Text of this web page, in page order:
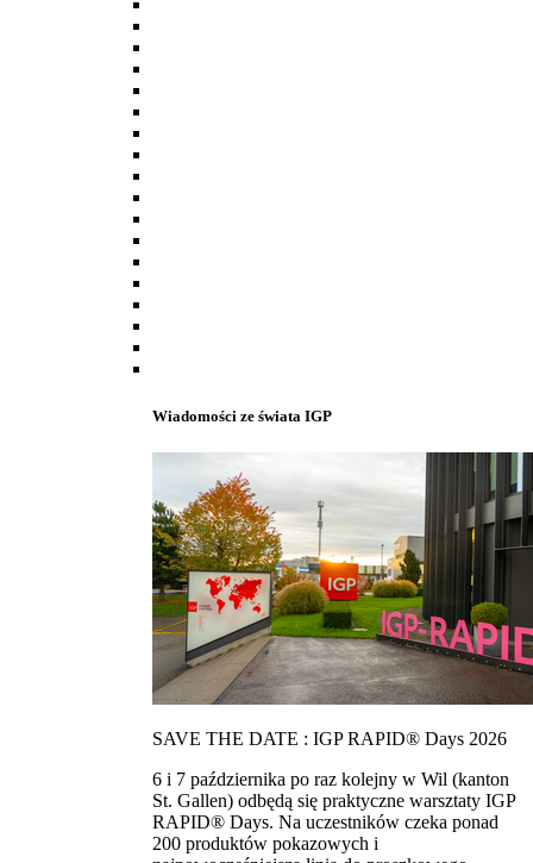
Wiadomości ze świata IGP
SAVE THE DATE : IGP RAPID® Days 2026
6 i 7 października po raz kolejny w Wil (kanton
St. Gallen) odbędą się praktyczne warsztaty IGP
RAPID® Days. Na uczestników czeka ponad
200 produktów pokazowych i